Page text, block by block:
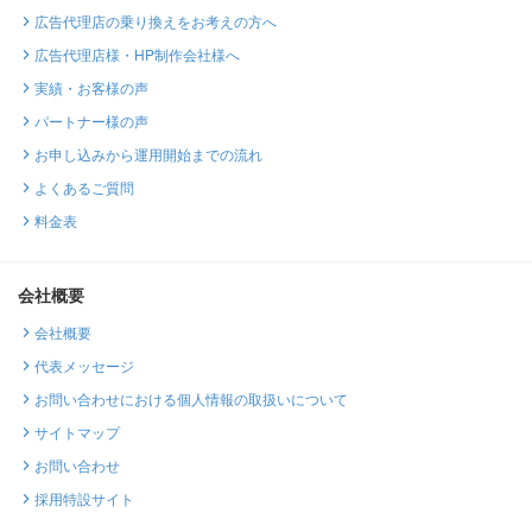
広告代理店の乗り換えをお考えの方へ
広告代理店様・HP制作会社様へ
実績・お客様の声
パートナー様の声
お申し込みから運用開始までの流れ
よくあるご質問
料金表
会社概要
会社概要
代表メッセージ
お問い合わせにおける個人情報の取扱いについて
サイトマップ
お問い合わせ
採用特設サイト